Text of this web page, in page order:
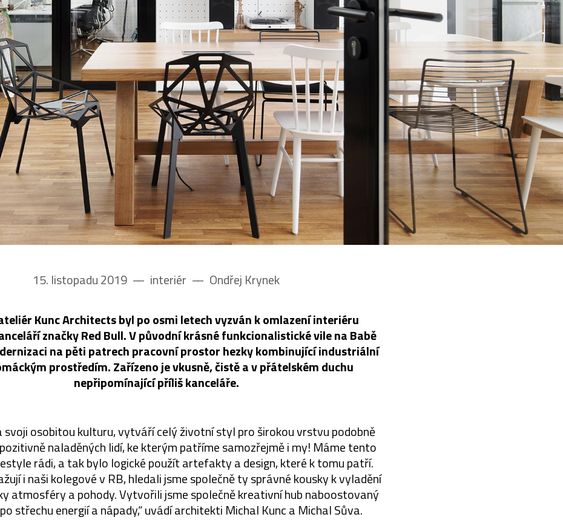
15. listopadu 2019 –– interiér –– Ondřej Krynek
Kunc Architects byl po osmi letech vyzván k omlazení interiéru
značky Red Bull. V původní krásné funkcionalistické vile na Babě
na pěti patrech pracovní prostor hezky kombinující industriální
prostředím. Zařízeno je vkusně, čistě a v přátelském duchu
nepřipomínající příliš kanceláře.
svoji osobitou kulturu, vytváří celý životní styl pro širokou vrstvu podobně
naladěných lidí, ke kterým patříme samozřejmě i my! Máme tento
rádi, a tak bylo logické použít artefakty a design, které k tomu patří.
i naši kolegové v RB, hledali jsme společně ty správné kousky k vyladění
atmosféry a pohody. Vytvořili jsme společně kreativní hub naboostovaný
střechu energií a nápady,“ uvádí architekti Michal Kunc a Michal Sůva.